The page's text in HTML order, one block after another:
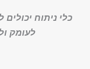
כלי ניתוח
לעומק